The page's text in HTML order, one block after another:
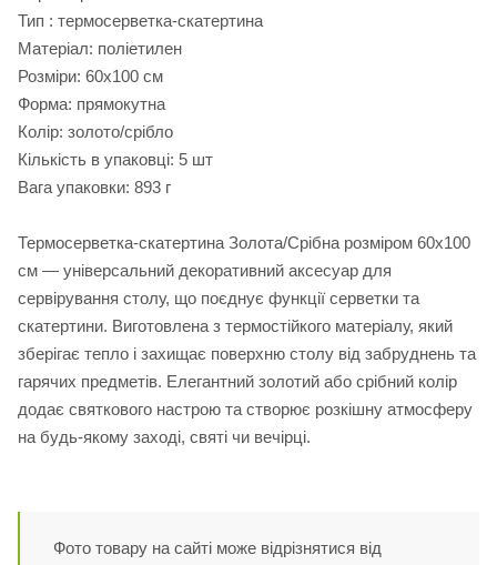
Тип : термосерветка-скатертина
Матеріал: поліетилен
Розміри: 60х100 см
Форма: прямокутна
Колір: золото/срібло
Кількість в упаковці: 5 шт
Вага упаковки: 893 г
Термосерветка-скатертина Золота/Срібна розміром 60х100
см — універсальний декоративний аксесуар для
сервірування столу, що поєднує функції серветки та
скатертини. Виготовлена з термостійкого матеріалу, який
зберігає тепло і захищає поверхню столу від забруднень та
гарячих предметів. Елегантний золотий або срібний колір
додає святкового настрою та створює розкішну атмосферу
на будь-якому заході, святі чи вечірці.
Фото товару на сайті може відрізнятися від